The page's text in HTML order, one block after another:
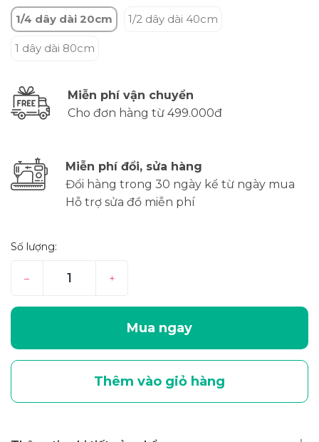
1/4 dây dài 20cm 1/2 dây dài 40cm
1 dây dài 80cm
Miễn phí vận chuyển
Cho đơn hàng từ 499.000đ
Miễn phí đổi, sửa hàng
Đổi hàng trong 30 ngày kể từ ngày mua
Hỗ trợ sửa đồ miễn phí
Số lượng:
– +
Mua ngay
Thêm vào giỏ hàng